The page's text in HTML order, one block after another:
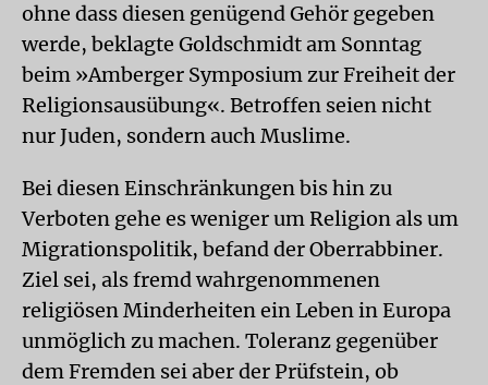
ohne dass diesen genügend Gehör gegeben
werde, beklagte Goldschmidt am Sonntag
beim »Amberger Symposium zur Freiheit der
Religionsausübung«. Betroffen seien nicht
nur Juden, sondern auch Muslime.
Bei diesen Einschränkungen bis hin zu
Verboten gehe es weniger um Religion als um
Migrationspolitik, befand der Oberrabbiner.
Ziel sei, als fremd wahrgenommenen
religiösen Minderheiten ein Leben in Europa
unmöglich zu machen. Toleranz gegenüber
dem Fremden sei aber der Prüfstein, ob